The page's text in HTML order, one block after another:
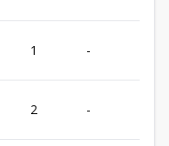
1 -
2 -